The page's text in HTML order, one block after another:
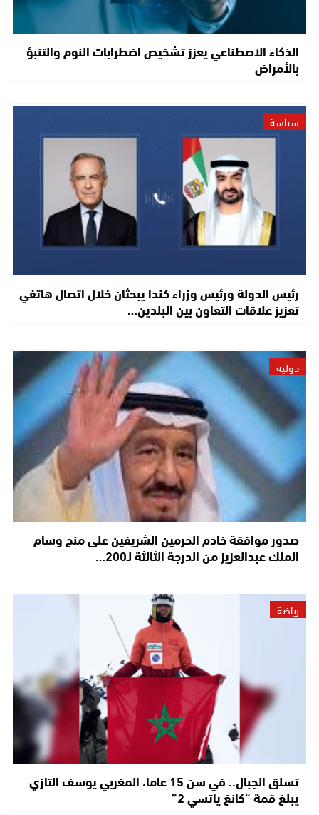
الذكاء الاصطناعي يعزز تشخيص اضطرابات النوم والتنبؤ
بالأمراض
سياسة
رئيس الدولة ورئيس وزراء كندا يبحثان خلال اتصال هاتفي
تعزيز علاقات التعاون بين البلدين…
دولية
صدور موافقة خادم الحرمين الشريفين على منح وسام
الملك عبدالعزيز من الدرجة الثالثة لـ200…
رياضة
تسلق الجبال.. في سن 15 عاما، المغربي يوسف التازي
يبلغ قمة “كانغ ياتسي 2”